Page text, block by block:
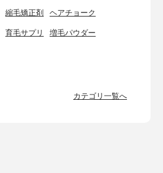
縮毛矯正剤 ヘアチョーク
育毛サプリ 増毛パウダー
カテゴリ一覧へ